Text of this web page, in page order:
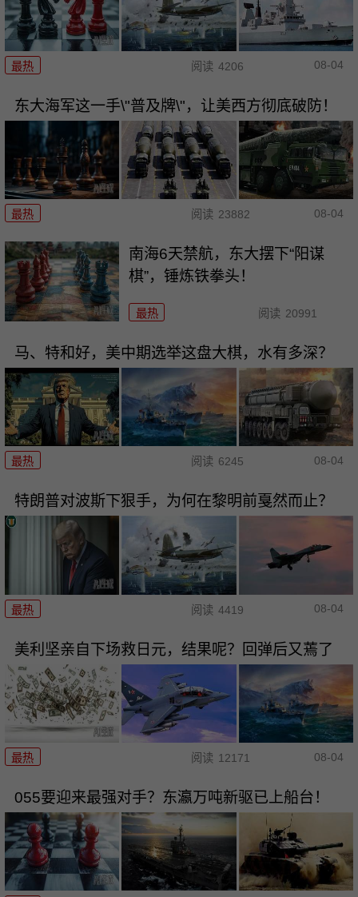
最热 阅读 4206 08-04
东大海军这一手\"普及牌\"，让美西方彻底破防！
最热 阅读 23882 08-04
南海6天禁航，东大摆下“阳谋
棋”，锤炼铁拳头！
最热 阅读 20991
马、特和好，美中期选举这盘大棋，水有多深？
最热 阅读 6245 08-04
特朗普对波斯下狠手，为何在黎明前戛然而止？
最热 阅读 4419 08-04
美利坚亲自下场救日元，结果呢？回弹后又蔫了
最热 阅读 12171 08-04
055要迎来最强对手？东瀛万吨新驱已上船台！